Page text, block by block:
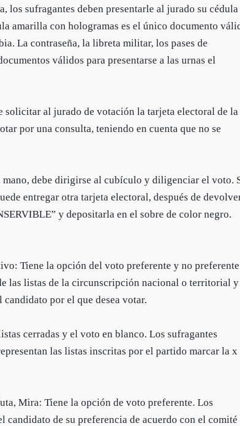
los sufragantes deben presentarle al jurado su cédula
amarilla con hologramas es el único documento
La contraseña, la libreta militar, los pases de
válidos para presentarse a las urnas el
solicitar al jurado de votación la tarjeta electoral de la
por una consulta, teniendo en cuenta que no se
debe dirigirse al cubículo y diligenciar el voto.
entregar otra tarjeta electoral, después de
y depositarla en el sobre de color negro.
Tiene la opción del voto preferente y no
las listas de la circunscripción nacional o territorial y
por el que desea votar.
cerradas y el voto en blanco. Los sufragantes
las listas inscritas por el partido marcar la x
Mira: Tiene la opción de voto preferente. Los
candidato de su preferencia de acuerdo con el comité